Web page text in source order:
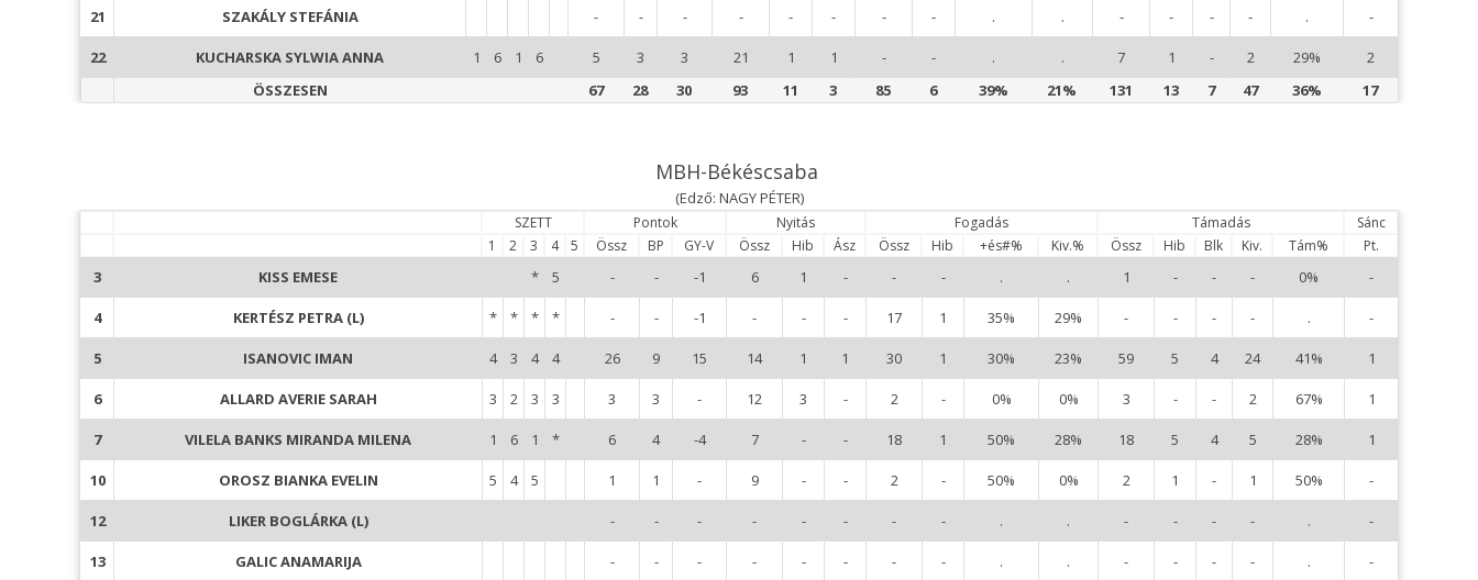
21 SZAKÁLY STEFÁNIA - - - - - - - - . . - - - - . -
22 KUCHARSKA SYLWIA ANNA 1 6 1 6 5 3 3 21 1 1 - - . . 7 1 - 2 29%
2
ÖSSZESEN
67 28 30 93 11 3 85 6 39% 21% 131 13 7 47 36% 17
MBH-Békéscsaba
(Edző: NAGY PÉTER)
SZETT Pontok Nyitás Fogadás Támadás
Sánc
1
2 3 4 5 Össz BP GY-V Össz Hib Ász Össz Hib +és#% Kiv.% Össz Hib Blk Kiv. Tám% Pt.
3 KISS EMESE * 5 - - -1 6 1 - - - . . 1 - - - 0% -
4 KERTÉSZ PETRA (L) * * * * - - -1 - - - 17 1 35% 29% - - - - . -
5 ISANOVIC IMAN 4 3 4 4 26 9 15 14 1 1 30 1 30% 23% 59 5 4 24 41% 1
6 ALLARD AVERIE SARAH 3 2 3 3 3 3 - 12 3 - 2 - 0% 0% 3 - - 2 67% 1
7 VILELA BANKS MIRANDA MILENA 1 6 1 * 6 4 -4 7 - - 18 1 50% 28% 18 5 4 5 28% 1
10 OROSZ BIANKA EVELIN 5 4 5 1 1 - 9 - - 2 - 50% 0% 2 1 - 1 50% -
12 LIKER BOGLÁRKA (L) - - - - - - - - . . - - - - . -
13 GALIC ANAMARIJA - - - - - - - - . . - - - - . -